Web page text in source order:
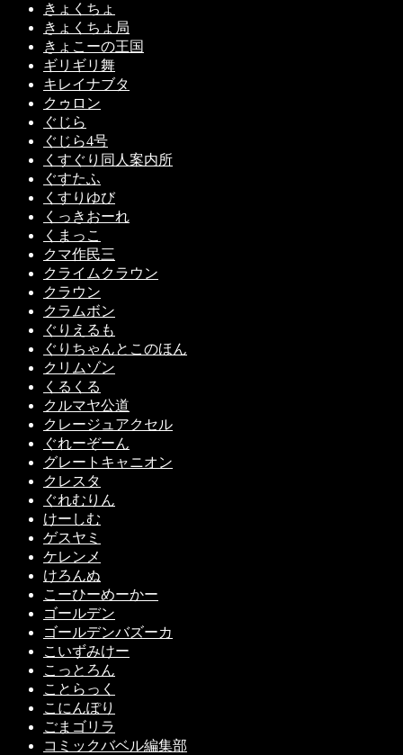
きょくちょ
きょくちょ局
きょこーの王国
ギリギリ舞
キレイナブタ
クゥロン
ぐじら
ぐじら4号
くすぐり同人案内所
ぐすたふ
くすりゆび
くっきおーれ
くまっこ
クマ作民三
クライムクラウン
クラウン
クラムボン
ぐりえるも
ぐりちゃんとこのほん
クリムゾン
くるくる
クルマヤ公道
クレージュアクセル
ぐれーぞーん
グレートキャニオン
クレスタ
ぐれむりん
けーしむ
ゲスヤミ
ケレンメ
けろんぬ
こーひーめーかー
ゴールデン
ゴールデンバズーカ
こいずみけー
こっとろん
ことらっく
こにんぽり
ごまゴリラ
コミックバベル編集部